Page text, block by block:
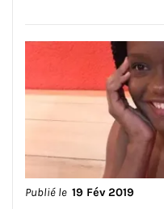
Publié le 19 Fév 2019